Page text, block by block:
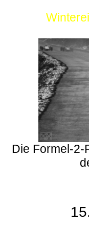
Die Formel-2-